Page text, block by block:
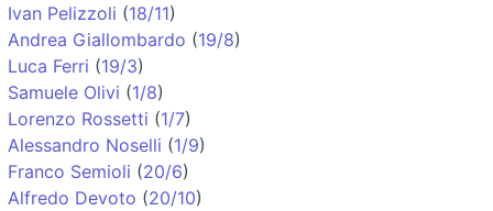
Ivan Pelizzoli (18/11)
Andrea Giallombardo (19/8)
Luca Ferri (19/3)
Samuele Olivi (1/8)
Lorenzo Rossetti (1/7)
Alessandro Noselli (1/9)
Franco Semioli (20/6)
Alfredo Devoto (20/10)